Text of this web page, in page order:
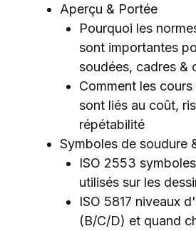
Aperçu & Portée
Pourquoi les
sont importantes
soudées, cadres &
Comment les
sont liés au coût,
répétabilité
Symboles de soudure
ISO 2553
utilisés sur les
ISO 5817 niveaux
(B/C/D) et quand